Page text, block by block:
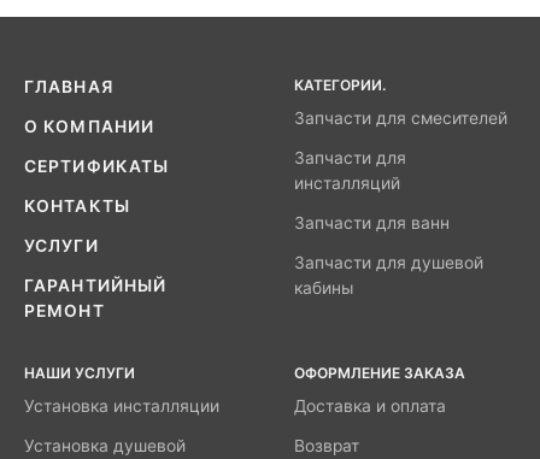
ГЛАВНАЯ
О КОМПАНИИ
СЕРТИФИКАТЫ
КОНТАКТЫ
УСЛУГИ
ГАРАНТИЙНЫЙ
РЕМОНТ
КАТЕГОРИИ.
Запчасти для смесителей
Запчасти для
инсталляций
Запчасти для ванн
Запчасти для душевой
кабины
НАШИ УСЛУГИ
Установка инсталляции
Установка душевой
ОФОРМЛЕНИЕ ЗАКАЗА
Доставка и оплата
Возврат